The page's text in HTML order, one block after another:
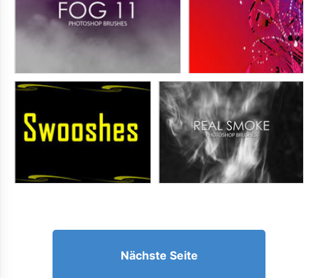
Nächste Seite